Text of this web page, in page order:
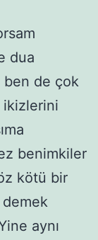
dua
ben de çok
ikizlerini
benimkiler
kötü bir
demek
aynı